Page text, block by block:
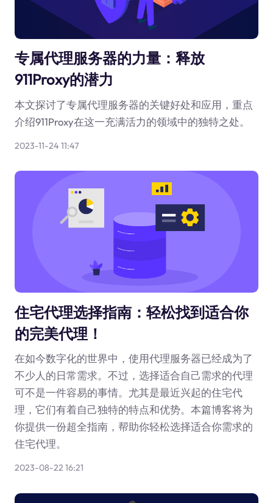
专属代理服务器的力量：释放
911Proxy的潜力
本文探讨了专属代理服务器的关键好处和应用，重点
介绍911Proxy在这一充满活力的领域中的独特之处。
2023-11-24 11:47
住宅代理选择指南：轻松找到适合你
的完美代理！
在如今数字化的世界中，使用代理服务器已经成为了
不少人的日常需求。不过，选择适合自己需求的代理
可不是一件容易的事情。尤其是最近兴起的住宅代
理，它们有着自己独特的特点和优势。本篇博客将为
你提供一份超全指南，帮助你轻松选择适合你需求的
住宅代理。
2023-08-22 16:21